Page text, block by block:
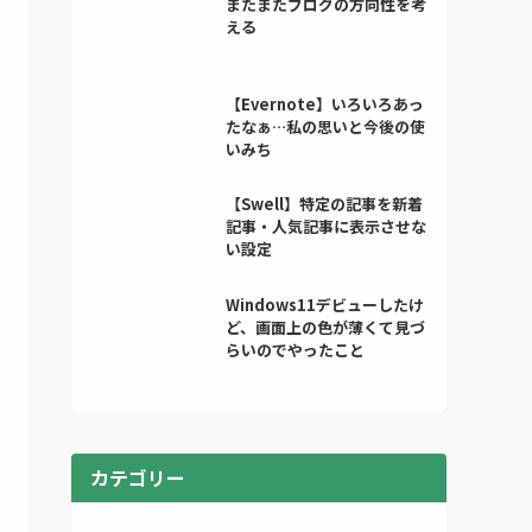
える
【Evernote】いろいろあっ
たなぁ…私の思いと今後の使
いみち
【Swell】特定の記事を新着
記事・人気記事に表示させな
い設定
Windows11デビューしたけ
ど、画面上の色が薄くて見づ
らいのでやったこと
カテゴリー